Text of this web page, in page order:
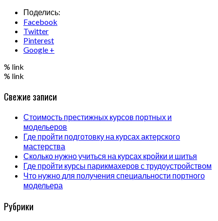
Поделись:
Facebook
Twitter
Pinterest
Google +
% link
% link
Свежие записи
Стоимость престижных курсов портных и
модельеров
Где пройти подготовку на курсах актерского
мастерства
Сколько нужно учиться на курсах кройки и шитья
Где пройти курсы парикмахеров с трудоустройством
Что нужно для получения специальности портного
модельера
Рубрики